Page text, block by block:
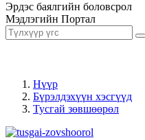
Эрдэс баялгийн боловсрол
Мэдлэгийн Портал
Нүүр
Бүрэлдэхүүн хэсгүүд
Тусгай зөвшөөрөл